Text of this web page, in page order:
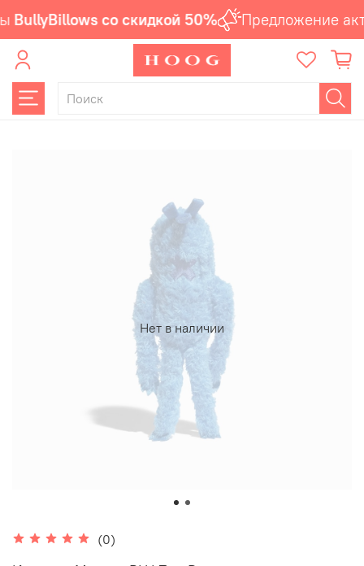
BullyBillows со скидкой 50% Предложение
Нет в наличии
(0)